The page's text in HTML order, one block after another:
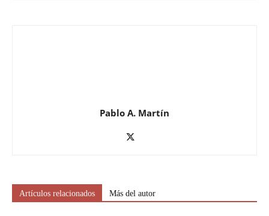
Pablo A. Martín
Artículos relacionados Más del autor